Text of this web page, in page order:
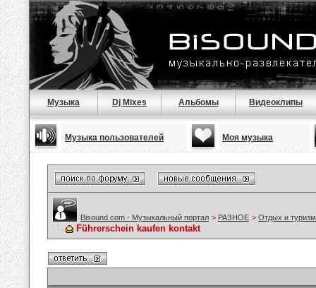
Музыка Dj Mixes Альбомы Видеоклипы
Музыка пользователей Моя музыка
Bisound.com - Музыкальный портал > РАЗНОЕ > Отдых и туризм
Führerschein kaufen kontakt